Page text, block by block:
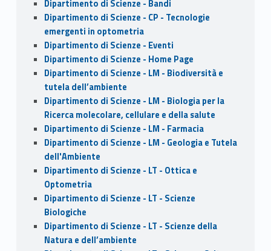
Dipartimento di Scienze - Bandi
Dipartimento di Scienze - CP - Tecnologie
emergenti in optometria
Dipartimento di Scienze - Eventi
Dipartimento di Scienze - Home Page
Dipartimento di Scienze - LM - Biodiversità e
tutela dell’ambiente
Dipartimento di Scienze - LM - Biologia per la
Ricerca molecolare, cellulare e della salute
Dipartimento di Scienze - LM - Farmacia
Dipartimento di Scienze - LM - Geologia e Tutela
dell'Ambiente
Dipartimento di Scienze - LT - Ottica e
Optometria
Dipartimento di Scienze - LT - Scienze
Biologiche
Dipartimento di Scienze - LT - Scienze della
Natura e dell’ambiente